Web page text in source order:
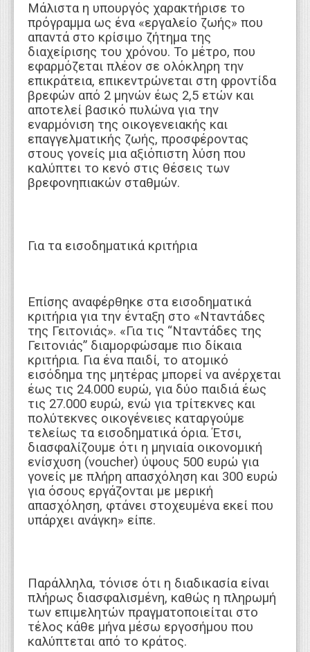
Μάλιστα η υπουργός χαρακτήρισε το
πρόγραμμα ως ένα «εργαλείο ζωής» που
απαντά στο κρίσιμο ζήτημα της
διαχείρισης του χρόνου. Το μέτρο, που
εφαρμόζεται πλέον σε ολόκληρη την
επικράτεια, επικεντρώνεται στη φροντίδα
βρεφών από 2 μηνών έως 2,5 ετών και
αποτελεί βασικό πυλώνα για την
εναρμόνιση της οικογενειακής και
επαγγελματικής ζωής, προσφέροντας
στους γονείς μια αξιόπιστη λύση που
καλύπτει το κενό στις θέσεις των
βρεφονηπιακών σταθμών.
Για τα εισοδηματικά κριτήρια
Επίσης αναφέρθηκε στα εισοδηματικά
κριτήρια για την ένταξη στο «Νταντάδες
της Γειτονιάς». «Για τις “Νταντάδες της
Γειτονιάς” διαμορφώσαμε πιο δίκαια
κριτήρια. Για ένα παιδί, το ατομικό
εισόδημα της μητέρας μπορεί να ανέρχεται
έως τις 24.000 ευρώ, για δύο παιδιά έως
τις 27.000 ευρώ, ενώ για τρίτεκνες και
πολύτεκνες οικογένειες καταργούμε
τελείως τα εισοδηματικά όρια. Έτσι,
διασφαλίζουμε ότι η μηνιαία οικονομική
ενίσχυση (voucher) ύψους 500 ευρώ για
γονείς με πλήρη απασχόληση και 300 ευρώ
για όσους εργάζονται με μερική
απασχόληση, φτάνει στοχευμένα εκεί που
υπάρχει ανάγκη» είπε.
Παράλληλα, τόνισε ότι η διαδικασία είναι
πλήρως διασφαλισμένη, καθώς η πληρωμή
των επιμελητών πραγματοποιείται στο
τέλος κάθε μήνα μέσω εργοσήμου που
καλύπτεται από το κράτος.